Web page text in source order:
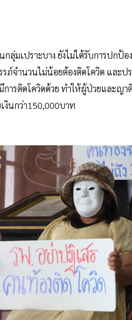
มเปราะบาง ยังไม่ได้รับการปกป้
ภ์จำนวนไม่น้อยต้องติดโควิด และ
รติดโควิดด้วย ทำให้ผู้ป่วยและญา
งินกว่า150,000บาท